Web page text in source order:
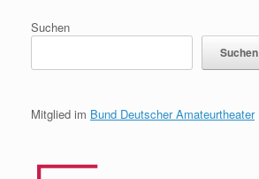
Suchen
Suchen
Mitglied im Bund Deutscher Amateurtheater